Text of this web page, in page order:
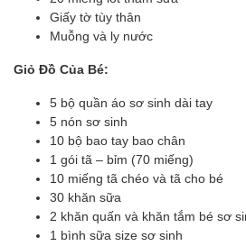
Giấy tờ tùy thân
Muỗng và ly nước
Giỏ Đồ Của Bé:
5 bộ quần áo sơ sinh dài tay
5 nón sơ sinh
10 bộ bao tay bao chân
1 gói tã – bỉm (70 miếng)
10 miếng tã chéo và tã cho bé
30 khăn sữa
2 khăn quấn và khăn tắm bé sơ
1 bình sữa size sơ sinh